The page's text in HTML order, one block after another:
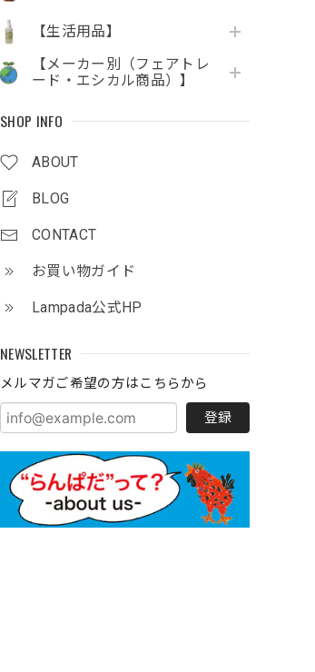
【生活用品】
【メーカー別（フェアトレ
ード・エシカル商品）】
SHOP INFO
ABOUT
BLOG
CONTACT
お買い物ガイド
Lampada公式HP
NEWSLETTER
メルマガご希望の方はこちらから
登録